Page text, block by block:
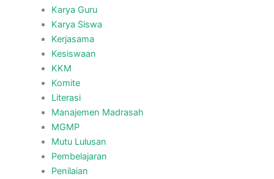
Karya Guru
Karya Siswa
Kerjasama
Kesiswaan
KKM
Komite
Literasi
Manajemen Madrasah
MGMP
Mutu Lulusan
Pembelajaran
Penilaian